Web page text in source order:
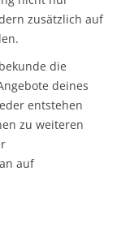
zusätzlich auf
die
deines
entstehen
zu weiteren
auf